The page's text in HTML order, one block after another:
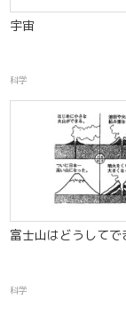
宇宙
科学
富士山はどうしてで
科学